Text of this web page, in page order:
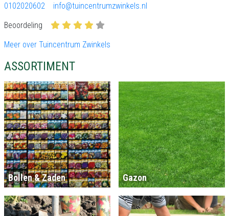
0102020602
info@tuincentrumzwinkels.nl
Beoordeling
Meer over Tuincentrum Zwinkels
ASSORTIMENT
Bollen & Zaden Gazon